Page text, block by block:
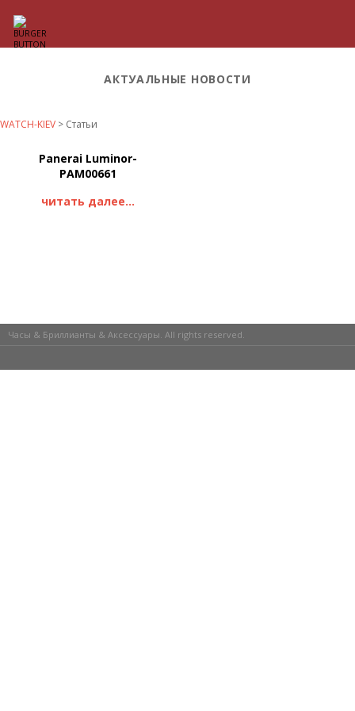
АКТУАЛЬНЫЕ НОВОСТИ
WATCH-KIEV > Статьи
Panerai Luminor-
PAM00661
читать далее...
Часы & Бриллианты & Аксессуары. All rights reserved.